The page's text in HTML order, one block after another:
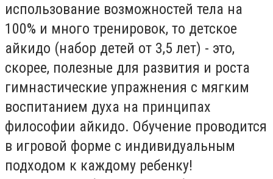
использование возможностей тела на
100% и много тренировок, то детское
айкидо (набор детей от 3,5 лет) - это,
скорее, полезные для развития и роста
гимнастические упражнения с мягким
воспитанием духа на принципах
философии айкидо. Обучение проводится
в игровой форме с индивидуальным
подходом к каждому ребенку!